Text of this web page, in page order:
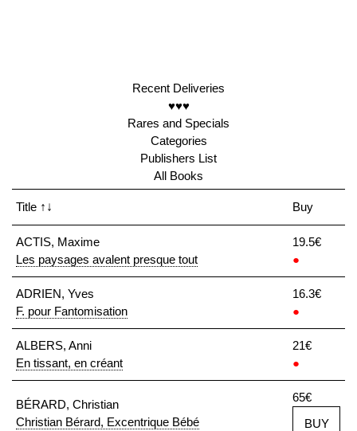
Recent Deliveries
♥♥♥
Rares and Specials
Categories
Publishers List
All Books
Title ↑↓ Buy
ACTIS, Maxime
Les paysages avalent presque tout
19.5€
●
ADRIEN, Yves
F. pour Fantomisation
16.3€
●
ALBERS, Anni
En tissant, en créant
21€
●
BÉRARD, Christian
Christian Bérard, Excentrique Bébé
65€
BUY